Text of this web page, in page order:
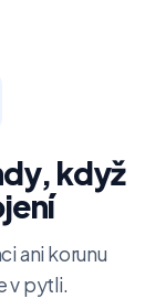
když
ani korunu
v pytli.